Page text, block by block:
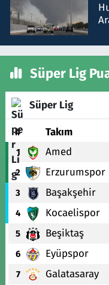
Süper Lig
Süper Lig
# Takım
1 Amed
2 Erzurumspor
3 Başakşehir
4 Kocaelispor
5 Beşiktaş
6 Eyüpspor
7 Galatasaray